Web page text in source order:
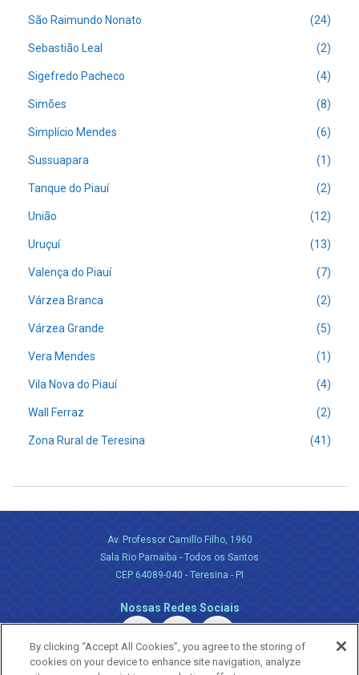
São Raimundo Nonato (24)
Sebastião Leal (2)
Sigefredo Pacheco (4)
Simões (8)
Simplício Mendes (6)
Sussuapara (1)
Tanque do Piauí (2)
União (12)
Uruçuí (13)
Valença do Piauí (7)
Várzea Branca (2)
Várzea Grande (5)
Vera Mendes (1)
Vila Nova do Piauí (4)
Wall Ferraz (2)
Zona Rural de Teresina (41)
Av. Professor Camillo Filho, 1960
Sala Rio Parnaiba - Todos os Santos
CEP 64089-040 - Teresina - PI
Nossas Redes Sociais
By clicking “Accept All Cookies”, you agree to the storing of
cookies on your device to enhance site navigation, analyze